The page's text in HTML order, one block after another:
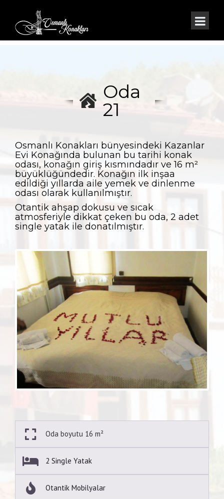
Oda
21
Osmanlı Konakları bünyesindeki Kazanlar
Evi Konağında bulunan bu tarihi konak
odası, konağın giriş kısmındadır ve 16 m²
büyüklüğündedir. Konağın ilk inşaa
edildiği yıllarda aile yemek ve dinlenme
odası olarak kullanılmıştır.
Otantik ahşap dokusu ve sıcak
atmosferiyle dikkat çeken bu oda, 2 adet
single yatak ile donatılmıştır.
Oda boyutu 16 m²
2 Single Yatak
Otantik Mobilyalar